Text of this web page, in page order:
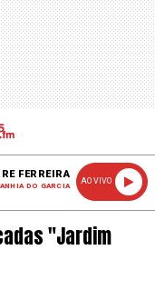
FERREIRA
DO GARCIA
AO VIVO
"Jardim